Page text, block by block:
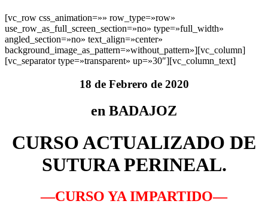
[vc_row css_animation=»» row_type=»row»
use_row_as_full_screen_section=»no» type=»full_width»
angled_section=»no» text_align=»center»
background_image_as_pattern=»without_pattern»][vc_column]
[vc_separator type=»transparent» up=»30″][vc_column_text]
18 de Febrero de 2020
en BADAJOZ
CURSO ACTUALIZADO DE
SUTURA PERINEAL.
—CURSO YA IMPARTIDO—